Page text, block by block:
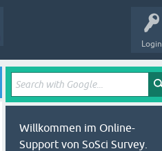
Login
Willkommen im Online-
Support von SoSci Survey.